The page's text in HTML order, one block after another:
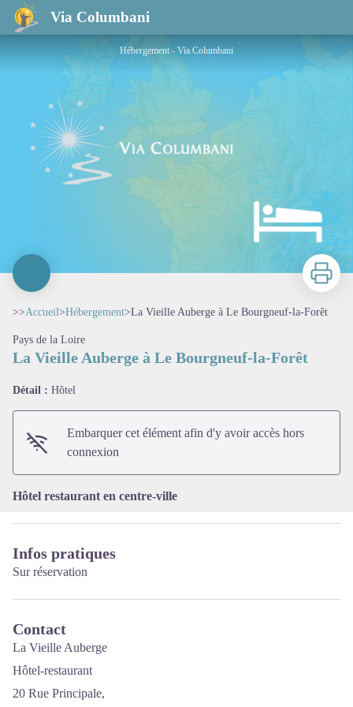
Via Columbani
La Vieille Auberge à Le Bourgneuf-la-Forêt
Hébergement - Via Columbani
Imprimer
>>Accueil>Hébergement>La Vieille Auberge à Le Bourgneuf-la-Forêt
Pays de la Loire
La Vieille Auberge à Le Bourgneuf-la-Forêt
Détail : Hôtel
Embarquer cet élément afin d'y avoir accès hors
connexion
Hôtel restaurant en centre-ville
Infos pratiques
Sur réservation
Contact
La Vieille Auberge
Hôtel-restaurant
20 Rue Principale,